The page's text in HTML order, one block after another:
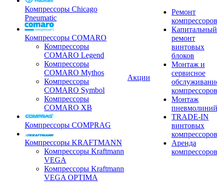
Компрессоры Chicago
Pneumatic
Компрессоры COMARO
Компрессоры
COMARO Legend
Компрессоры
COMARO Mythos
Компрессоры
COMARO Symbol
Компрессоры
COMARO XB
Компрессоры COMPRAG
Компрессоры KRAFTMANN
Компрессоры Kraftmann
VEGA
Компрессоры Kraftmann
VEGA OPTIMA
Акции
Ремонт
компрессоров
Капитальный
ремонт
винтовых
блоков
Монтаж и
сервисное
компрессоров
Монтаж
пневмолиний
TRADE-IN
винтовых
компрессоров
Аренда
компрессоров